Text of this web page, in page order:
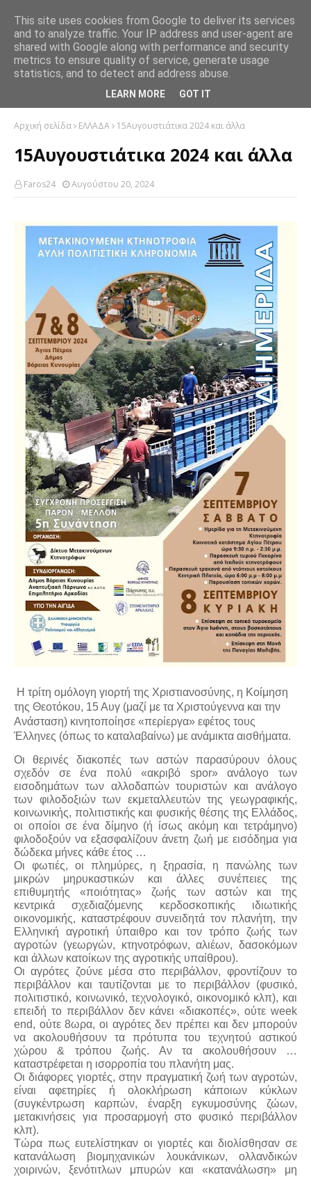
Αρχική σελίδα ΕΛΛΑΔΑ 15Αυγουστιάτικα 2024 και άλλα
15Αυγουστιάτικα 2024 και άλλα
Faros24 Αυγούστου 20, 2024
Η τρίτη ομόλογη γιορτή της Χριστιανοσύνης, η Κοίμηση
της Θεοτόκου, 15 Αυγ (μαζί με τα Χριστούγεννα και την
Ανάσταση) κινητοποίησε «περίεργα» εφέτος τους
Έλληνες (όπως το καταλαβαίνω) με ανάμικτα αισθήματα.
Οι θερινές διακοπές των αστών παρασύρουν όλους
σχεδόν σε ένα πολύ «ακριβό spor» ανάλογο των
εισοδημάτων των αλλοδαπών τουριστών και ανάλογο
των φιλοδοξιών των εκμεταλλευτών της γεωγραφικής,
κοινωνικής, πολιτιστικής και φυσικής θέσης της Ελλάδος,
οι οποίοι σε ένα δίμηνο (ή ίσως ακόμη και τετράμηνο)
φιλοδοξούν να εξασφαλίζουν άνετη ζωή με εισόδημα για
δώδεκα μήνες κάθε έτος …
Οι φωτιές, οι πλημύρες, η ξηρασία, η πανώλης των
μικρών μηρυκαστικών και άλλες συνέπειες της
επιθυμητής «ποιότητας» ζωής των αστών και της
κεντρικά σχεδιαζόμενης κερδοσκοπικής ιδιωτικής
οικονομικής, καταστρέφουν συνειδητά τον πλανήτη, την
Ελληνική αγροτική ύπαιθρο και τον τρόπο ζωής των
αγροτών (γεωργών, κτηνοτρόφων, αλιέων, δασοκόμων
και άλλων κατοίκων της αγροτικής υπαίθρου).
Οι αγρότες ζούνε μέσα στο περιβάλλον, φροντίζουν το
περιβάλλον και ταυτίζονται με το περιβάλλον (φυσικό,
πολιτιστικό, κοινωνικό, τεχνολογικό, οικονομικό κλπ), και
επειδή το περιβάλλον δεν κάνει «διακοπές», ούτε week
end, ούτε 8ωρα, οι αγρότες δεν πρέπει και δεν μπορούν
να ακολουθήσουν τα πρότυπα του τεχνητού αστικού
χώρου & τρόπου ζωής. Αν τα ακολουθήσουν …
καταστρέφεται η ισορροπία του πλανήτη μας.
Οι διάφορες γιορτές, στην πραγματική ζωή των αγροτών,
είναι αφετηρίες ή ολοκλήρωση κάποιων κύκλων
(συγκέντρωση καρπών, έναρξη εγκυμοσύνης ζώων,
μετακινήσεις για προσαρμογή στο φυσικό περιβάλλον
κλπ).
Τώρα πως ευτελίστηκαν οι γιορτές και διολίσθησαν σε
κατανάλωση βιομηχανικών λουκάνικων, ολλανδικών
χοιρινών, ξενότιτλων μπυρών και «κατανάλωση» μη
This site uses cookies from Google to deliver its services
and to analyze traffic. Your IP address and user-agent are
shared with Google along with performance and security
metrics to ensure quality of service, generate usage
statistics, and to detect and address abuse.
LEARN MORE GOT IT